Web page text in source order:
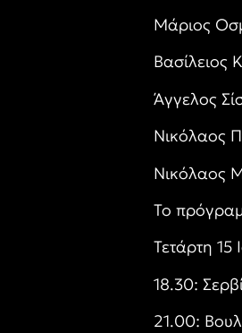
Μάριος
Βασίλειος
Άγγελος
Νικόλαος
Νικόλαος
Το
Τετάρτη 15
18.30:
21.00: